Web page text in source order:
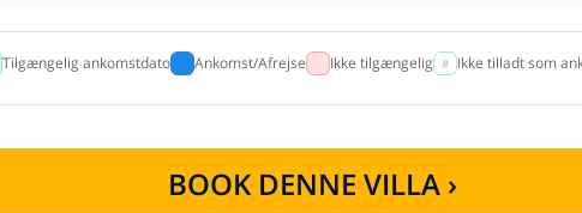
Tilgængelig ankomstdato Ankomst/Afrejse Ikke tilgængelig Ikke tilladt som
BOOK DENNE VILLA ›